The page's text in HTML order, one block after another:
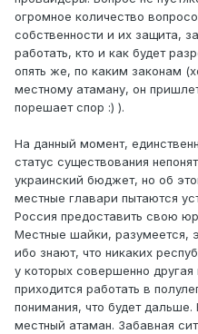
огромное количество
собственности и их защита,
работать, кто и как будет
опять же, по каким законам
местному атаману, он
порешает спор :) ).
На данный момент,
статус существования
украинский бюджет, но об
местные главари пытаются
Россия предоставить свою
Местные шайки, разумеется,
ибо знают, что никаких
у которых совершенно другая
приходится работать в
понимания, что будет
местный атаман. Забавная